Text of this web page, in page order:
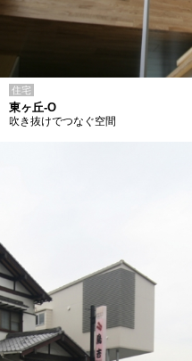
住宅
東ヶ丘-O
吹き抜けでつなぐ空間